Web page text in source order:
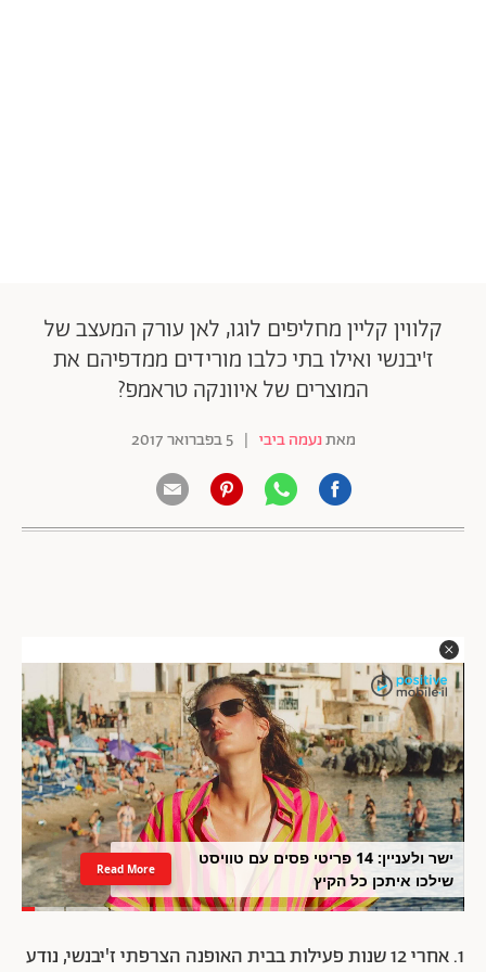
קלווין קליין מחליפים לוגו, לאן עורק המעצב של
ז'יבנשי ואילו בתי כלבו מורידים ממדפיהם את
המוצרים של איוונקה טראמפ?
מאתנעמה ביבי | 5 בפברואר 2017
ישר ולעניין: 14 פריטי פסים עם טוויסט
שילכו איתכן כל הקיץ
Read More
1. אחרי 12 שנות פעילות בבית האופנה הצרפתי ז'יבנשי, נודע